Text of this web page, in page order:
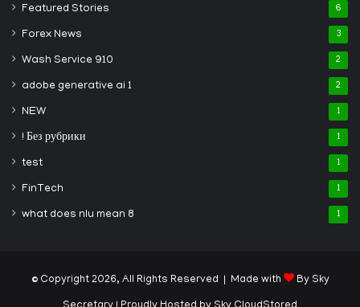
Featured Stories 6
Forex News 3
Wash Service 910 2
adobe generative ai 1 2
NEW 1
! Без рубрики 1
test 1
FinTech 1
what does nlu mean 8 1
© Copyright 2026, All Rights Reserved | Made with By Sky